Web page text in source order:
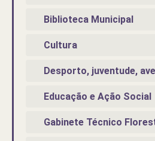
Biblioteca Municipal
Cultura
Desporto, juventude,
Educação e Ação Social
Gabinete Técnico